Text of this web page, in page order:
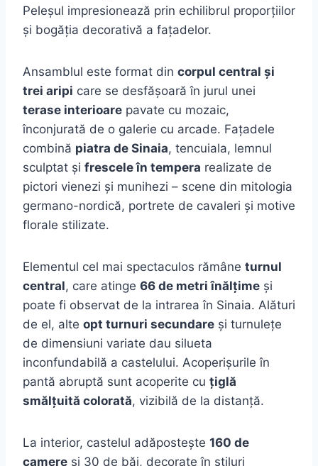
Peleșul impresionează prin echilibrul proporțiilor
și bogăția decorativă a fațadelor.
Ansamblul este format din corpul central și
trei aripi care se desfășoară în jurul unei
terase interioare pavate cu mozaic,
înconjurată de o galerie cu arcade. Fațadele
combină piatra de Sinaia, tencuiala, lemnul
sculptat și frescele în tempera realizate de
pictori vienezi și munihezi – scene din mitologia
germano-nordică, portrete de cavaleri și motive
florale stilizate.
Elementul cel mai spectaculos rămâne turnul
central, care atinge 66 de metri înălțime și
poate fi observat de la intrarea în Sinaia. Alături
de el, alte opt turnuri secundare și turnulețe
de dimensiuni variate dau silueta
inconfundabilă a castelului. Acoperișurile în
pantă abruptă sunt acoperite cu țiglă
smălțuită colorată, vizibilă de la distanță.
La interior, castelul adăpostește 160 de
camere și 30 de băi, decorate în stiluri